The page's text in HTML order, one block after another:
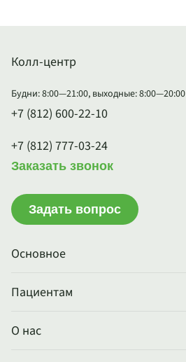
Основное
Пациентам
О нас
Колл-центр
Будни: 8:00—21:00, выходные: 8:00—20:00
+7 (812) 600-22-10
+7 (812) 777-03-24
Заказать звонок
Задать вопрос